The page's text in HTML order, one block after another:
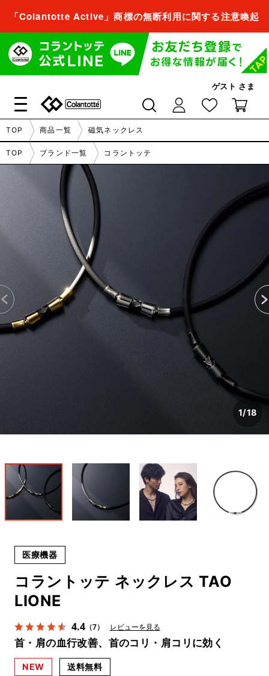
「Colantotte Active」商標の無断利用に関する注意喚起
ゲスト さま
会員登録すれば、
商品をお気に入り登録できるようになります。
会員登録／ログイン
会員登録すれば、
商品をお気に入り登録できるようになります。
閉じる
TOP 商品一覧 磁気ネックレス
TOP ブランド一覧 コラントッテ
1/18
医療機器
コラントッテ ネックレス TAO
LIONE
4.4（7） レビューを見る
首・肩の血行改善、首のコリ・肩コリに効く
NEW 送料無料